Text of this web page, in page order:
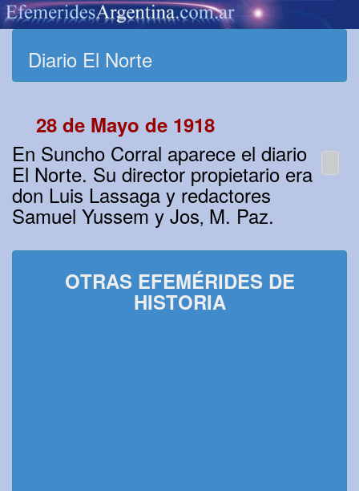
Diario El Norte
28 de Mayo de 1918
En Suncho Corral aparece el diario
El Norte. Su director propietario era
don Luis Lassaga y redactores
Samuel Yussem y Jos‚ M. Paz.
OTRAS EFEMÉRIDES DE
HISTORIA